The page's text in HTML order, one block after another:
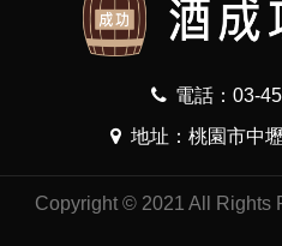
電話：03-
地址：桃園市中
Copyright © 2021 All Rights